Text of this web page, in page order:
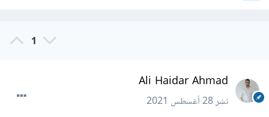
1
Ali Haidar Ahmad
نشر28 أغسطس 2021